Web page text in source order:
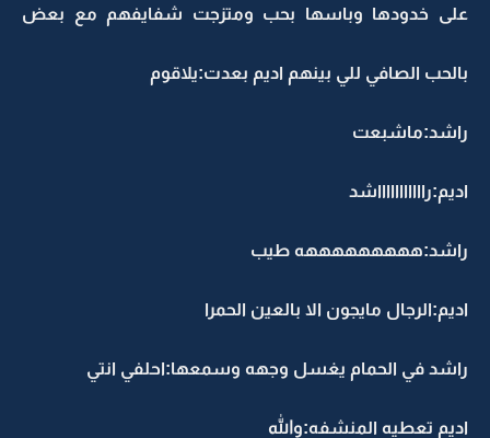
على خدودها وباسها بحب ومتزجت شفايفهم مع بعض
بالحب الصافي للي بينهم اديم بعدت:يلاقوم
راشد:ماشبعت
اديم:راااااااااااشد
راشد:هههههههههه طيب
اديم:الرجال مايجون الا بالعين الحمرا
راشد في الحمام يغسل وجهه وسمعها:احلفي انتي
اديم تعطيه المنشفه:والله